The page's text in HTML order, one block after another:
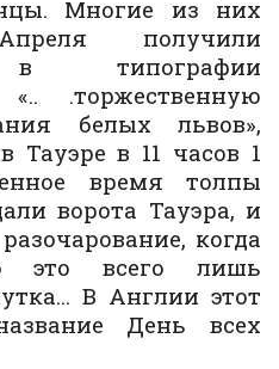
Многие из них
получили
в типографии
.торжественную
белых львов»,
Тауэре в 11 часов 1
время толпы
ворота Тауэра, и
когда
это всего лишь
В Англии этот
День всех